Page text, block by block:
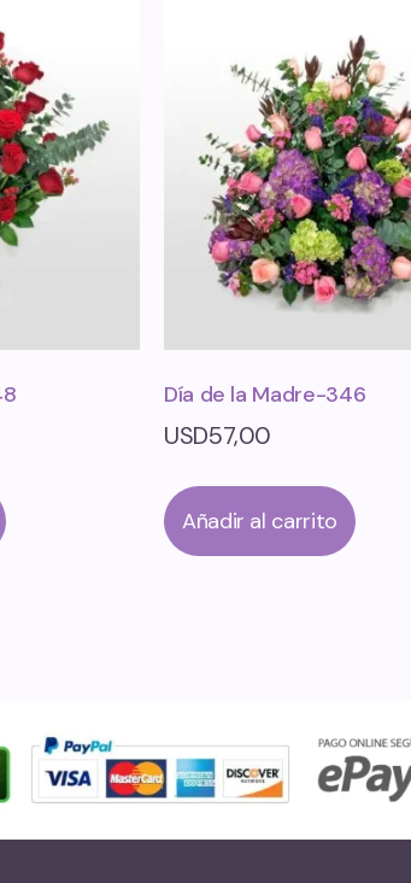
Día de la Madre-346
USD57,00
Añadir al carrito